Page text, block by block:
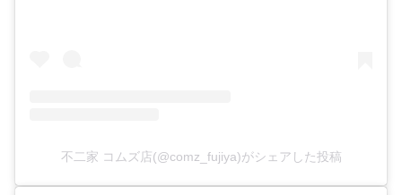
不二家 コムズ店(@comz_fujiya)がシェアした投稿